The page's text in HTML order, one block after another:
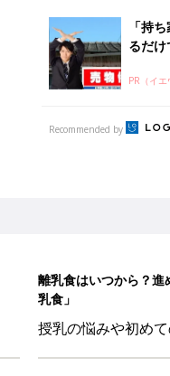
「持
るだけ
PR（イエ
Recommended by
離乳食はいつから？
乳食」
授乳の悩みや初め